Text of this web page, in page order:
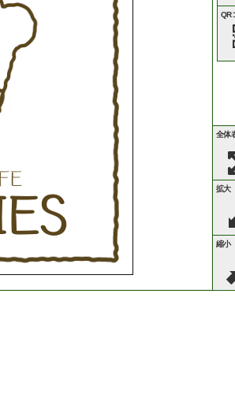
全体
拡大
縮小
QR